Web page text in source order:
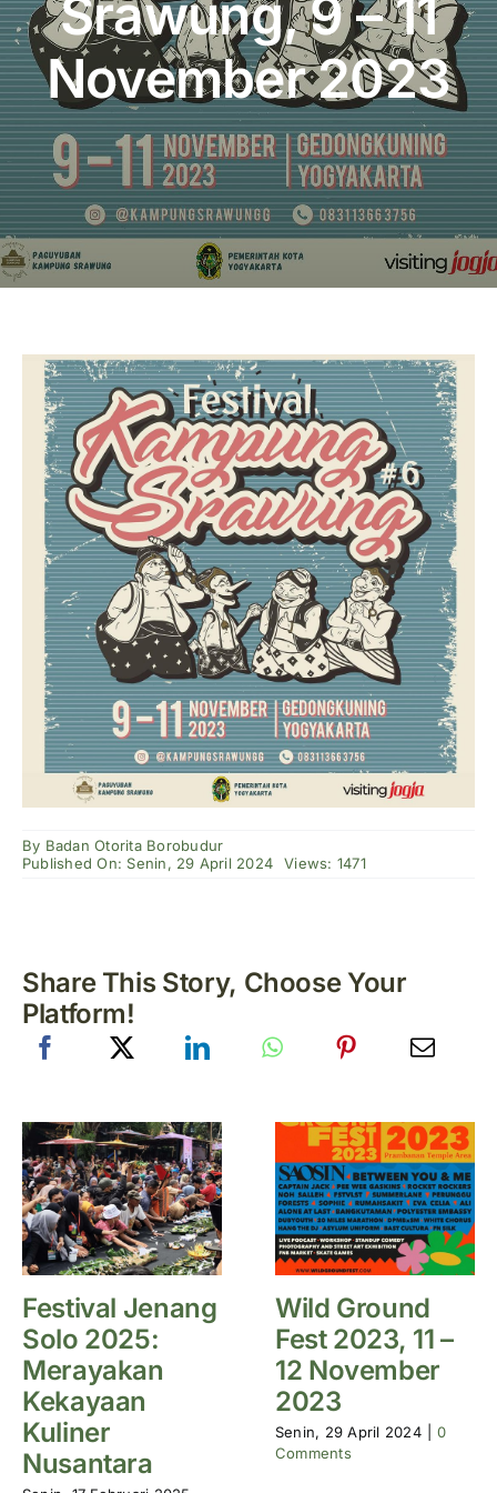
Publikasi
Peta Wisata
BLU
Srawung, 9 – 11
November 2023
By Badan Otorita Borobudur
Published On: Senin, 29 April 2024
Views: 1471
Share This Story, Choose Your
Platform!
Festival Jenang
Solo 2025:
Merayakan
Kekayaan
Kuliner
Nusantara
Wild Ground
Fest 2023, 11 –
12 November
2023
Senin, 29 April 2024
0
Comments